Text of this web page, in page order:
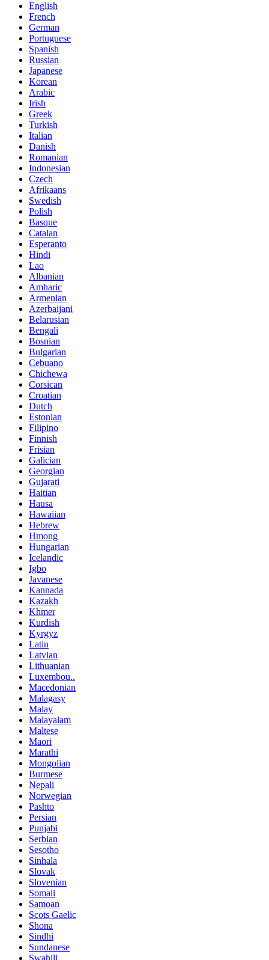
English
French
German
Portuguese
Spanish
Russian
Japanese
Korean
Arabic
Irish
Greek
Turkish
Italian
Danish
Romanian
Indonesian
Czech
Afrikaans
Swedish
Polish
Basque
Catalan
Esperanto
Hindi
Lao
Albanian
Amharic
Armenian
Azerbaijani
Belarusian
Bengali
Bosnian
Bulgarian
Cebuano
Chichewa
Corsican
Croatian
Dutch
Estonian
Filipino
Finnish
Frisian
Galician
Georgian
Gujarati
Haitian
Hausa
Hawaiian
Hebrew
Hmong
Hungarian
Icelandic
Igbo
Javanese
Kannada
Kazakh
Khmer
Kurdish
Kyrgyz
Latin
Latvian
Lithuanian
Luxembou..
Macedonian
Malagasy
Malay
Malayalam
Maltese
Maori
Marathi
Mongolian
Burmese
Nepali
Norwegian
Pashto
Persian
Punjabi
Serbian
Sesotho
Sinhala
Slovak
Slovenian
Somali
Samoan
Scots Gaelic
Shona
Sindhi
Sundanese
Swahili